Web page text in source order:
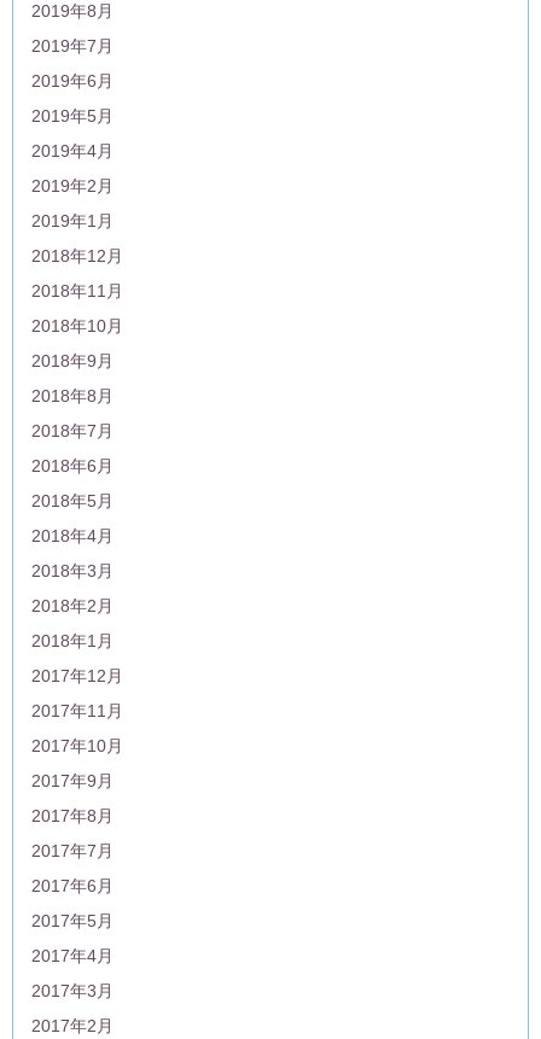
2019年8月
2019年7月
2019年6月
2019年5月
2019年4月
2019年2月
2019年1月
2018年12月
2018年11月
2018年10月
2018年9月
2018年8月
2018年7月
2018年6月
2018年5月
2018年4月
2018年3月
2018年2月
2018年1月
2017年12月
2017年11月
2017年10月
2017年9月
2017年8月
2017年7月
2017年6月
2017年5月
2017年4月
2017年3月
2017年2月